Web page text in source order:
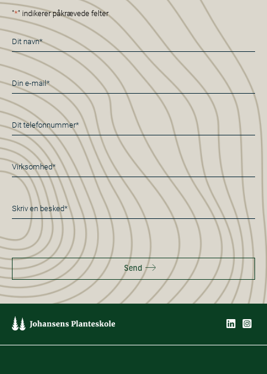
"*" indikerer påkrævede felter
Navn
*
E-
mail
*
Telefon
*
Virksomhed*
*
Besked
*
Send